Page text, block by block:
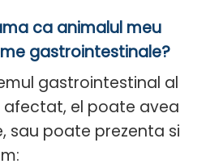
ca animalul meu
gastrointestinale?
gastrointestinal al
afectat, el poate avea
sau poate prezenta si